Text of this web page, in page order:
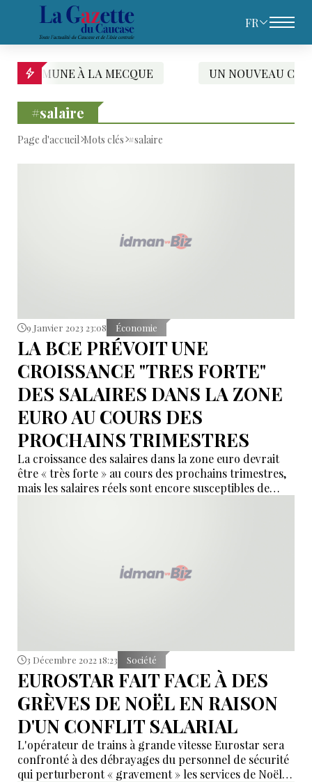
FR
À LA MECQUE UN NOUVEAU CHAPITRE
#salaire
Page d'accueil Mots clés #salaire
9 Janvier 2023 23:08 Économie
LA BCE PRÉVOIT UNE
CROISSANCE "TRES FORTE"
DES SALAIRES DANS LA ZONE
EURO AU COURS DES
PROCHAINS TRIMESTRES
La croissance des salaires dans la zone euro devrait
être « très forte » au cours des prochains trimestres,
mais les salaires réels sont encore susceptibles de
3 Décembre 2022 18:23 Société
EUROSTAR FAIT FACE À DES
GRÈVES DE NOËL EN RAISON
D'UN CONFLIT SALARIAL
L'opérateur de trains à grande vitesse Eurostar sera
confronté à des débrayages du personnel de sécurité
qui perturberont « gravement » les services de Noël, a